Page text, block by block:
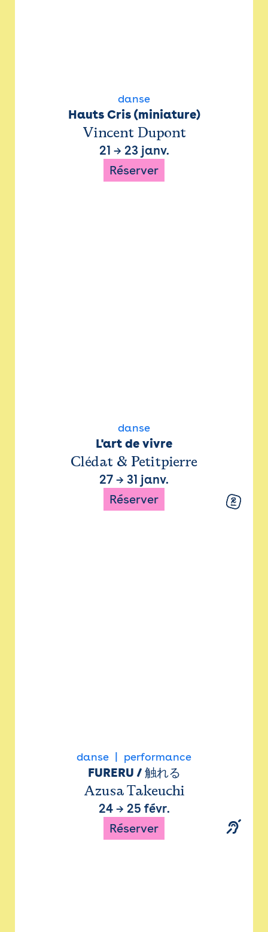
danse
Hauts Cris (miniature)
Vincent Dupont
21 → 23 janv.
Réserver
danse
L'art de vivre
Clédat & Petitpierre
27 → 31 janv.
Réserver
danse performance
FURERU / 触れる
Azusa Takeuchi
24→ 25 févr.
Réserver